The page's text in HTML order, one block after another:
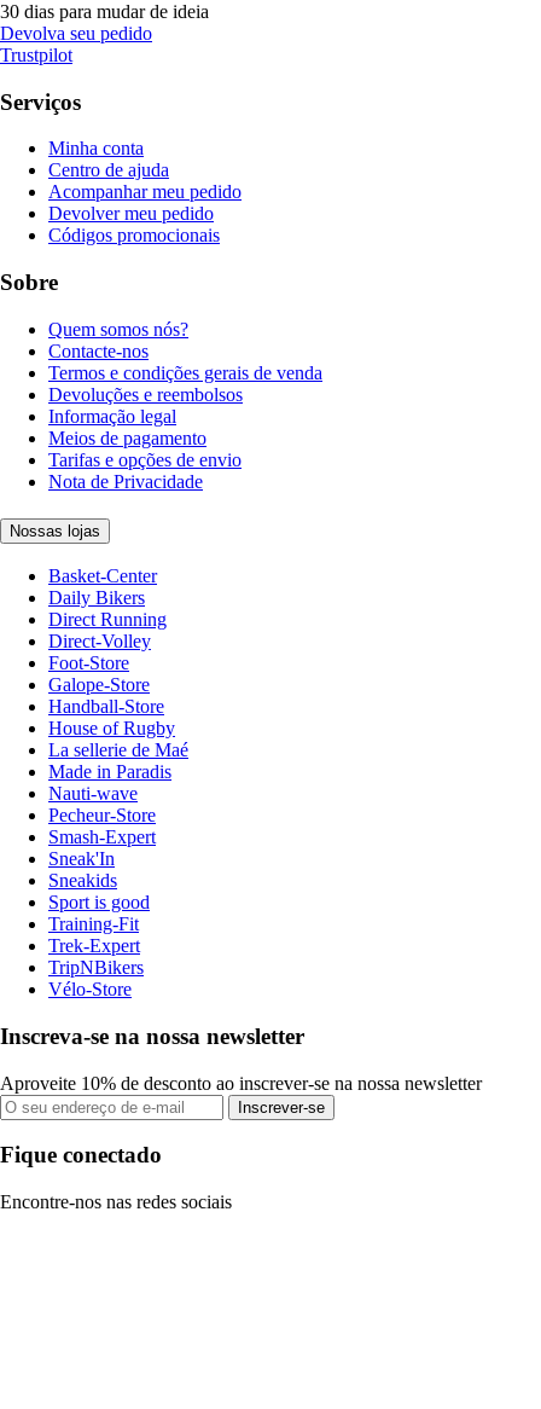
30 dias para mudar de ideia
Devolva seu pedido
Trustpilot
Serviços
Minha conta
Centro de ajuda
Acompanhar meu pedido
Devolver meu pedido
Códigos promocionais
Sobre
Quem somos nós?
Contacte-nos
Termos e condições gerais de venda
Devoluções e reembolsos
Informação legal
Meios de pagamento
Tarifas e opções de envio
Nota de Privacidade
Nossas lojas
Basket-Center
Daily Bikers
Direct Running
Direct-Volley
Foot-Store
Galope-Store
Handball-Store
House of Rugby
La sellerie de Maé
Made in Paradis
Nauti-wave
Pecheur-Store
Smash-Expert
Sneak'In
Sneakids
Sport is good
Training-Fit
Trek-Expert
TripNBikers
Vélo-Store
Inscreva-se na nossa newsletter
Aproveite 10% de desconto ao inscrever-se na nossa newsletter
Inscrever-se
Fique conectado
Encontre-nos nas redes sociais